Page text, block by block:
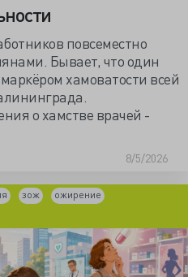
повсеместно
Бывает, что один
хамоватости всей
о хамстве врачей -
8/5/2026
зож
ожирение